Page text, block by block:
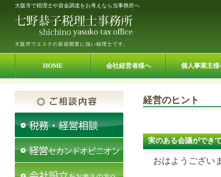
大阪市で税理士や資金調達をお考えなら当事務所へ
大阪市でエステの新規開業に強い税理士です。
HOME 会社経営者様へ 個人事業主様
経営のヒント
実のある会議ができ
おはようござい